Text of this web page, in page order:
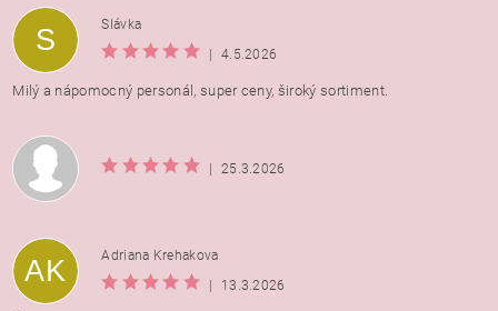
Vložením hodnotenie súhlasíte s
osobných údajov
S
Slávka
|
4.5.2026
Milý a nápomocný personál, super ceny, široký sortiment.
| 25.3.2026
AK
Adriana Krehakova
|
13.3.2026